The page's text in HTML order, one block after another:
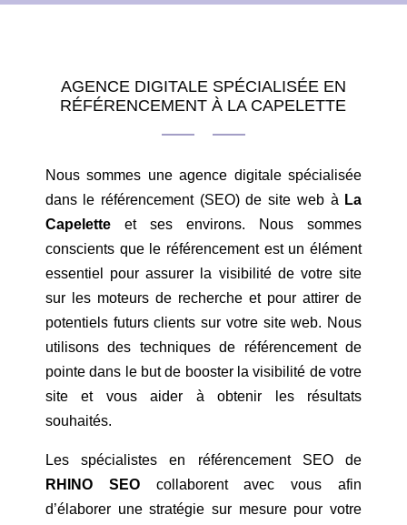
AGENCE DIGITALE SPÉCIALISÉE EN
RÉFÉRENCEMENT À LA CAPELETTE
Nous sommes une agence digitale spécialisée
dans le référencement (SEO) de site web à La
Capeletteet ses environs. Nous sommes
conscients que le référencement est un élément
essentiel pour assurer la visibilité de votre site
sur les moteurs de recherche et pour attirer de
potentiels futurs clients sur votre site web. Nous
utilisons des techniques de référencement de
pointe dans le but de booster la visibilité de votre
site et vous aider à obtenir les résultats
souhaités.
Les spécialistes en référencement SEO de
RHINO SEOcollaborent avec vous afin
d’élaborer une stratégie sur mesure pour votre